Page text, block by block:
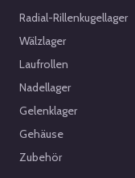
Radial-Rillenkugellager
Wälzlager
Laufrollen
Nadellager
Gelenklager
Gehäuse
Zubehör